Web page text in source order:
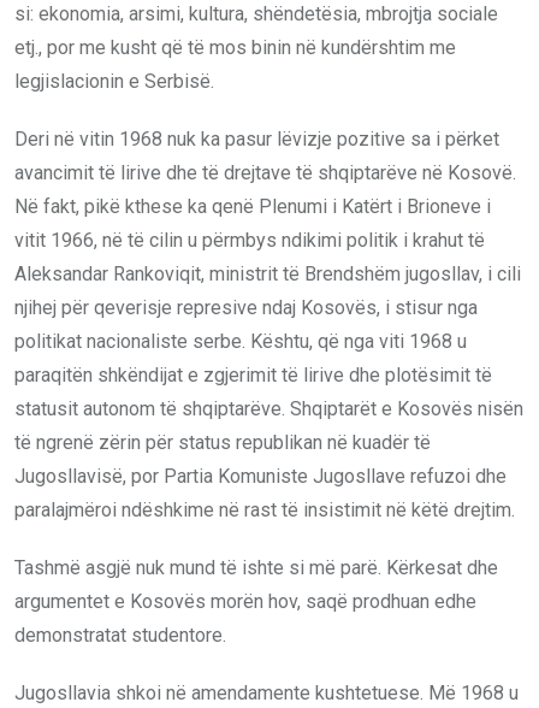
si: ekonomia, arsimi, kultura, shëndetësia, mbrojtja sociale
etj., por me kusht që të mos binin në kundërshtim me
legjislacionin e Serbisë.
Deri në vitin 1968 nuk ka pasur lëvizje pozitive sa i përket
avancimit të lirive dhe të drejtave të shqiptarëve në Kosovë.
Në fakt, pikë kthese ka qenë Plenumi i Katërt i Brioneve i
vitit 1966, në të cilin u përmbys ndikimi politik i krahut të
Aleksandar Rankoviqit, ministrit të Brendshëm jugosllav, i cili
njihej për qeverisje represive ndaj Kosovës, i stisur nga
politikat nacionaliste serbe. Kështu, që nga viti 1968 u
paraqitën shkëndijat e zgjerimit të lirive dhe plotësimit të
statusit autonom të shqiptarëve. Shqiptarët e Kosovës nisën
të ngrenë zërin për status republikan në kuadër të
Jugosllavisë, por Partia Komuniste Jugosllave refuzoi dhe
paralajmëroi ndëshkime në rast të insistimit në këtë drejtim.
Tashmë asgjë nuk mund të ishte si më parë. Kërkesat dhe
argumentet e Kosovës morën hov, saqë prodhuan edhe
demonstratat studentore.
Jugosllavia shkoi në amendamente kushtetuese. Më 1968 u